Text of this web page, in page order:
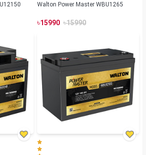
Walton Power Master WBU1265
৳15990 ৳15990